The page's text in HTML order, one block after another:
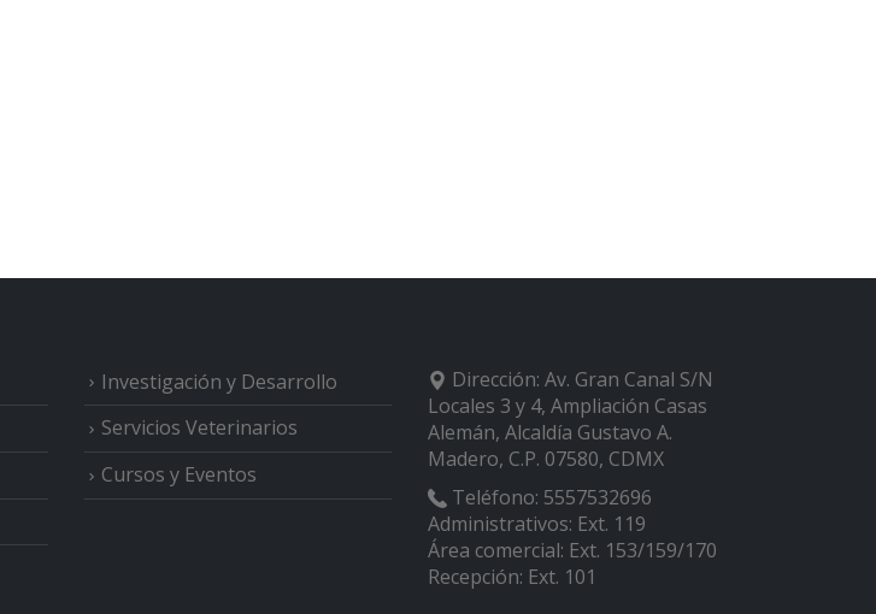
Investigación y Desarrollo
Servicios Veterinarios
Cursos y Eventos
Dirección: Av. Gran Canal S/N
Locales 3 y 4, Ampliación Casas
Alemán, Alcaldía Gustavo A.
Madero, C.P. 07580, CDMX
Teléfono: 5557532696
Administrativos: Ext. 119
Área comercial: Ext. 153/159/170
Recepción: Ext. 101